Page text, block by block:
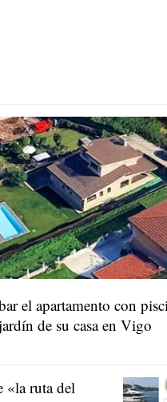
el apartamento con
de su casa en Vigo
«la ruta del